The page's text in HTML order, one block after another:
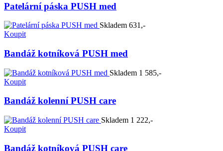
Patelární páska PUSH med
Skladem 631,-
Koupit
Bandáž kotníková PUSH med
Skladem 1 585,-
Koupit
Bandáž kolenní PUSH care
Skladem 1 222,-
Koupit
Bandáž kotníková PUSH care